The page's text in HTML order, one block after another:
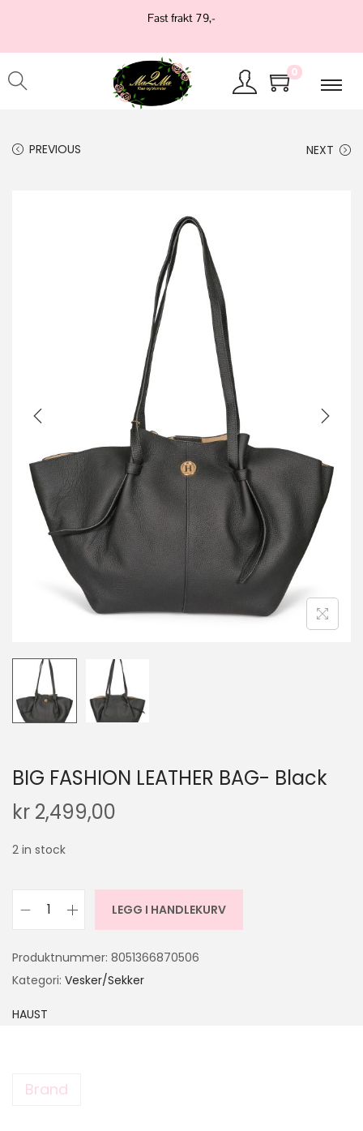
Fast frakt 79,-
0
PREVIOUS NEXT
BIG FASHION LEATHER BAG- Black
kr 2,499,00
2 in stock
LEGG I HANDLEKURV
Produktnummer: 8051366870506
Kategori: Vesker/Sekker
HAUST
Brand